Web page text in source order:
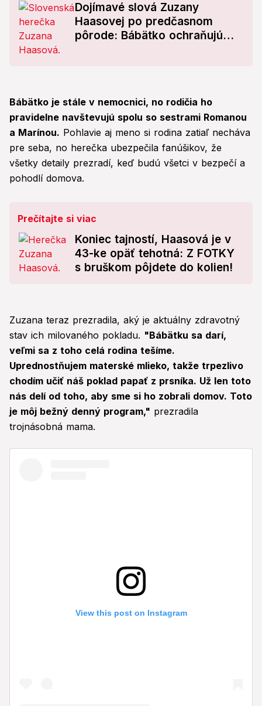
Dojímavé slová Zuzany
Haasovej po predčasnom
pôrode: Bábätko ochraňujú
Bábätko je stále v nemocnici, no rodičia ho
pravidelne navštevujú spolu so sestrami Romanou
a Marínou. Pohlavie aj meno si rodina zatiaľ necháva
pre seba, no herečka ubezpečila fanúšikov, že
všetky detaily prezradí, keď budú všetci v bezpečí a
pohodlí domova.
Prečítajte si viac
Koniec tajností, Haasová je v
43-ke opäť tehotná: Z FOTKY
s bruškom pôjdete do kolien!
Zuzana teraz prezradila, aký je aktuálny zdravotný
stav ich milovaného pokladu. "Bábätku sa darí,
veľmi sa z toho celá rodina tešíme.
Uprednostňujem materské mlieko, takže trpezlivo
chodím učiť náš poklad papať z prsníka. Už len toto
nás delí od toho, aby sme si ho zobrali domov. Toto
je môj bežný denný program," prezradila
trojnásobná mama.